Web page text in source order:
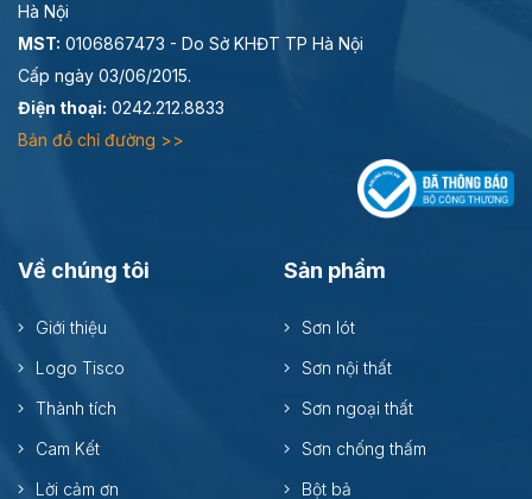
Hà Nội
MST: 0106867473 - Do Sở KHĐT TP Hà Nội
Cấp ngày 03/06/2015.
Điện thoại: 0242.212.8833
Bản đồ chỉ đường >>
Về chúng tôi
Giới thiệu
Logo Tisco
Thành tích
Cam Kết
Lời cảm ơn
Sản phẩm
Sơn lót
Sơn nội thất
Sơn ngoại thất
Sơn chống thấm
Bột bả